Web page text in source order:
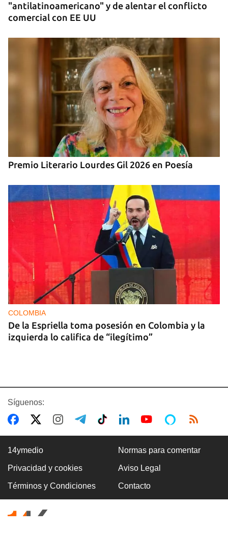
"antilatinoamericano" y de alentar el conflicto
comercial con EE UU
Premio Literario Lourdes Gil 2026 en Poesía
COLOMBIA
De la Espriella toma posesión en Colombia y la
izquierda lo califica de “ilegítimo”
BOXEO
El boxeo masculino cubano se quedó sin títulos
en Santo Domingo
Síguenos:
14ymedio Normas para comentar
Privacidad y cookies Aviso Legal
Términos y Condiciones Contacto